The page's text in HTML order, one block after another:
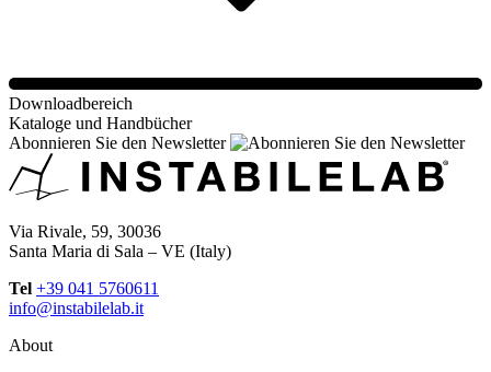
Downloadbereich
Kataloge und Handbücher
Abonnieren Sie den Newsletter
Via Rivale, 59, 30036
Santa Maria di Sala – VE (Italy)
Tel +39 041 5760611
info@instabilelab.it
About